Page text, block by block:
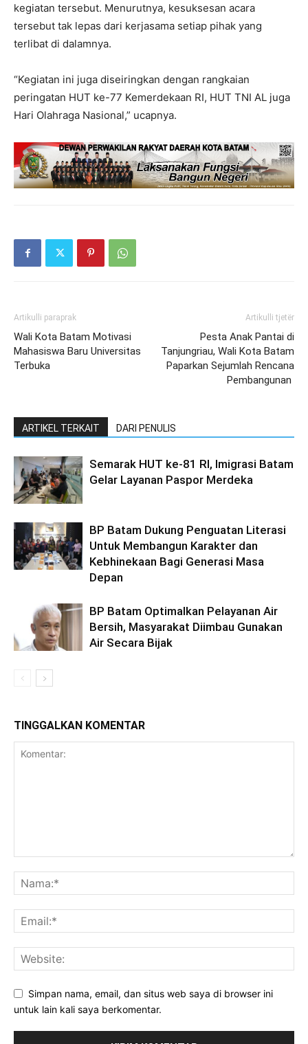
kegiatan tersebut. Menurutnya, kesuksesan acara
tersebut tak lepas dari kerjasama setiap pihak yang
terlibat di dalamnya.
“Kegiatan ini juga diseiringkan dengan rangkaian
peringatan HUT ke-77 Kemerdekaan RI, HUT TNI AL juga
Hari Olahraga Nasional,” ucapnya.
Artikulli paraprak
Wali Kota Batam Motivasi
Mahasiswa Baru Universitas
Terbuka
Artikulli tjetër
Pesta Anak Pantai di
Tanjungriau, Wali Kota Batam
Paparkan Sejumlah Rencana
Pembangunan
ARTIKEL TERKAIT DARI PENULIS
Semarak HUT ke-81 RI, Imigrasi Batam
Gelar Layanan Paspor Merdeka
BP Batam Dukung Penguatan Literasi
Untuk Membangun Karakter dan
Kebhinekaan Bagi Generasi Masa
Depan
BP Batam Optimalkan Pelayanan Air
Bersih, Masyarakat Diimbau Gunakan
Air Secara Bijak
TINGGALKAN KOMENTAR
Simpan nama, email, dan situs web saya di browser ini
untuk lain kali saya berkomentar.